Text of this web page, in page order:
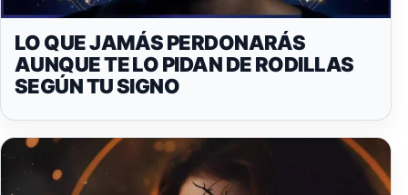
LO QUE JAMÁS PERDONARÁS
AUNQUE TE LO PIDAN DE RODILLAS
SEGÚN TU SIGNO